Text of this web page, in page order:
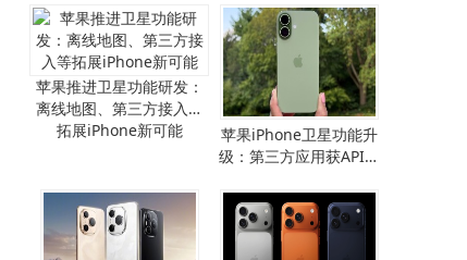
苹果推进卫星功能研发：
离线地图、第三方接入等
拓展iPhone新可能
​苹果iPhone卫星功能升
级：第三方应用获API支